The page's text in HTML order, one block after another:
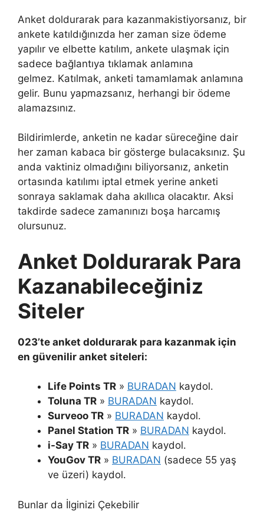
Anket doldurarak para kazanmakistiyorsanız, bir
ankete katıldığınızda her zaman size ödeme
yapılır ve elbette katılım, ankete ulaşmak için
sadece bağlantıya tıklamak anlamına
gelmez. Katılmak, anketi tamamlamak anlamına
gelir. Bunu yapmazsanız, herhangi bir ödeme
alamazsınız.
Bildirimlerde, anketin ne kadar süreceğine dair
her zaman kabaca bir gösterge bulacaksınız. Şu
anda vaktiniz olmadığını biliyorsanız, anketin
ortasında katılımı iptal etmek yerine anketi
sonraya saklamak daha akıllıca olacaktır. Aksi
takdirde sadece zamanınızı boşa harcamış
olursunuz.
Anket Doldurarak Para
Kazanabileceğiniz
Siteler
023’te anket doldurarak para kazanmak için
en güvenilir anket siteleri:
Life Points TR » BURADAN kaydol.
Toluna TR » BURADAN kaydol.
Surveoo TR » BURADAN kaydol.
Panel Station TR » BURADAN kaydol.
i-Say TR » BURADAN kaydol.
YouGov TR » BURADAN (sadece 55 yaş
ve üzeri) kaydol.
Bunlar da İlginizi Çekebilir